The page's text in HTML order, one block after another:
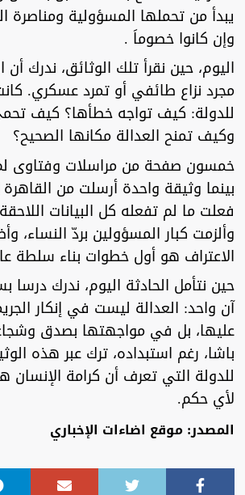
يبدأ من تحملها المسؤولية ومناصرة
وإن كانوا خصوماَ .
‏اليوم، حين نقرأ تلك الوثائق، ندرك
مجرد نزاع طائفي أو تمرد عسكري. كانت
للدولة: كيف تواجه خطأها؟ كيف
وكيف تمنح العدالة مكانها الصحيح؟
‏خمسون صفحة من مراسلات وفتاوى لم
بينما وثيقة واحدة أرسلت من القاهرة
فعلت ما لم تفعله كل البيانات
وألزمت كبار المسؤولين بردّ النساء،
الاعتراف هو أول خطوات بناء سلطة
‏حين نتأمل الحادثة اليوم، ندرك
آن واحد: العدالة ليست في إنكار
عليها، بل في مواجهتها بصدق
باشا، رغم استبداده، ترك عبر هذه
للدولة التي تعرف أن كرامة الإنسان
لأي حكم.
المصدر: موقع اضاءات الإخباري